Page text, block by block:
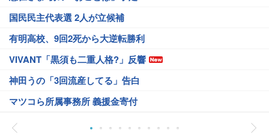
国民民主代表選 2人が立候補
有明高校、9回2死から大逆転勝利
VIVANT「黒須も二重人格?」反響
神田うの「3回流産してる」告白
マツコら所属事務所 義援金寄付